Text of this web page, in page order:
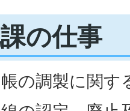
の仕事
の調製に関す